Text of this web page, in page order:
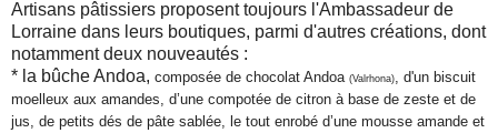
Artisans pâtissiers proposent toujours l'Ambassadeur de
Lorraine dans leurs boutiques, parmi d'autres créations, dont
notamment deux nouveautés :
* la bûche Andoa, composée de chocolat Andoa (Valrhona) , d'un biscuit
moelleux aux amandes, d’une compotée de citron à base de zeste et de
jus, de petits dés de pâte sablée, le tout enrobé d’une mousse amande et